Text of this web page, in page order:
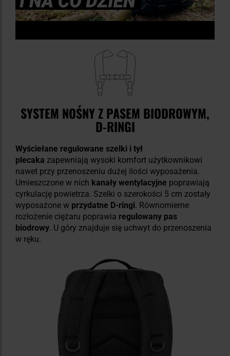
SYSTEM NOŚNY Z PASEM BIODROWYM,
D-RINGI
Wyściełane regulowane szelki i tył
plecaka zapewniają wysoki komfort użytkownikowi
nawet przy przenoszeniu dużej ilości wyposażenia.
Umieszczone w nich kanały wentylacyjne poprawiają
cyrkulację powietrza. Szelki o szerokości 5 cm zostały
wyposażone w przydatne D-ringi. Równomierne
rozłożenie ciężaru poprawia regulowany pas
biodrowy. U góry znajduje się uchwyt do przenoszenia
w ręku.